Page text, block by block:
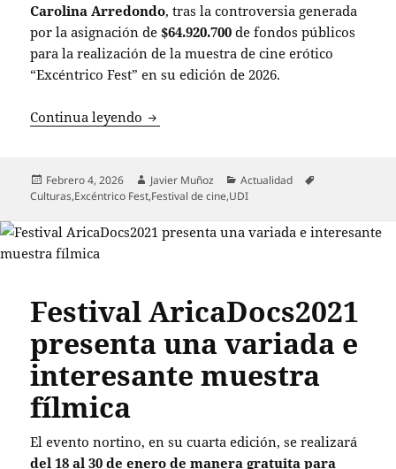
Carolina Arredondo, tras la controversia generada
por la asignación de$64.920.700 de fondos públicos
para la realización de la muestra de cine erótico
“Excéntrico Fest” en su edición de 2026.
Continua leyendo Diputados UDI piden la renuncia de
Publicado
el
Febrero 4, 2026 Autor
Javier Muñoz Categorías
Actualidad
Culturas,Excéntrico Fest,Festival de cine,UDI
Festival AricaDocs2021
presenta una variada e
interesante muestra
fílmica
El evento nortino, en su cuarta edición, se realizará
del 18 al 30 de enero de manera gratuita para